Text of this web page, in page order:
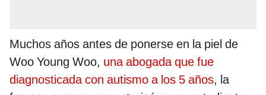
Muchos años antes de ponerse en la piel de
Woo Young Woo, una abogada que fue
diagnosticada con autismo a los 5 años, la